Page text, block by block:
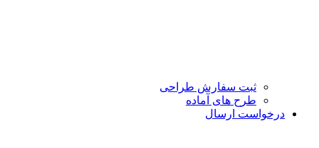
ثبت سفارش طراحی
طرح های آماده
درخواست ارسال